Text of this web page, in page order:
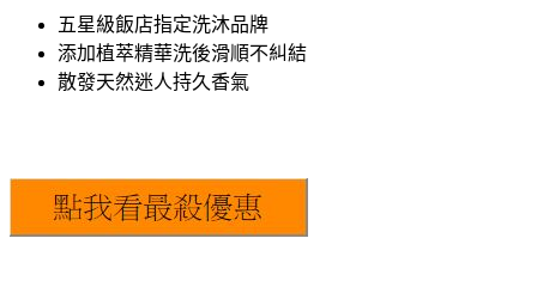
五星級飯店指定洗沐品牌
添加植萃精華洗後滑順不糾結
散發天然迷人持久香氣